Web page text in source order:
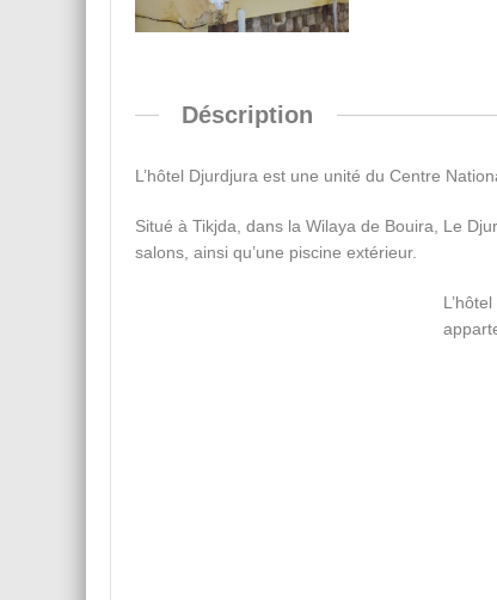
Déscription
L’hôtel Djurdjura est une unité du Centre
Situé à Tikjda, dans la Wilaya de Bouira, Le
salons, ainsi qu’une piscine extérieur.